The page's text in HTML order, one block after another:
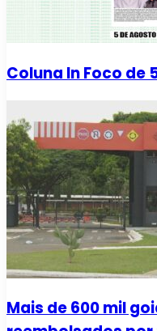
Coluna In Foco de
Mais de 600 mil